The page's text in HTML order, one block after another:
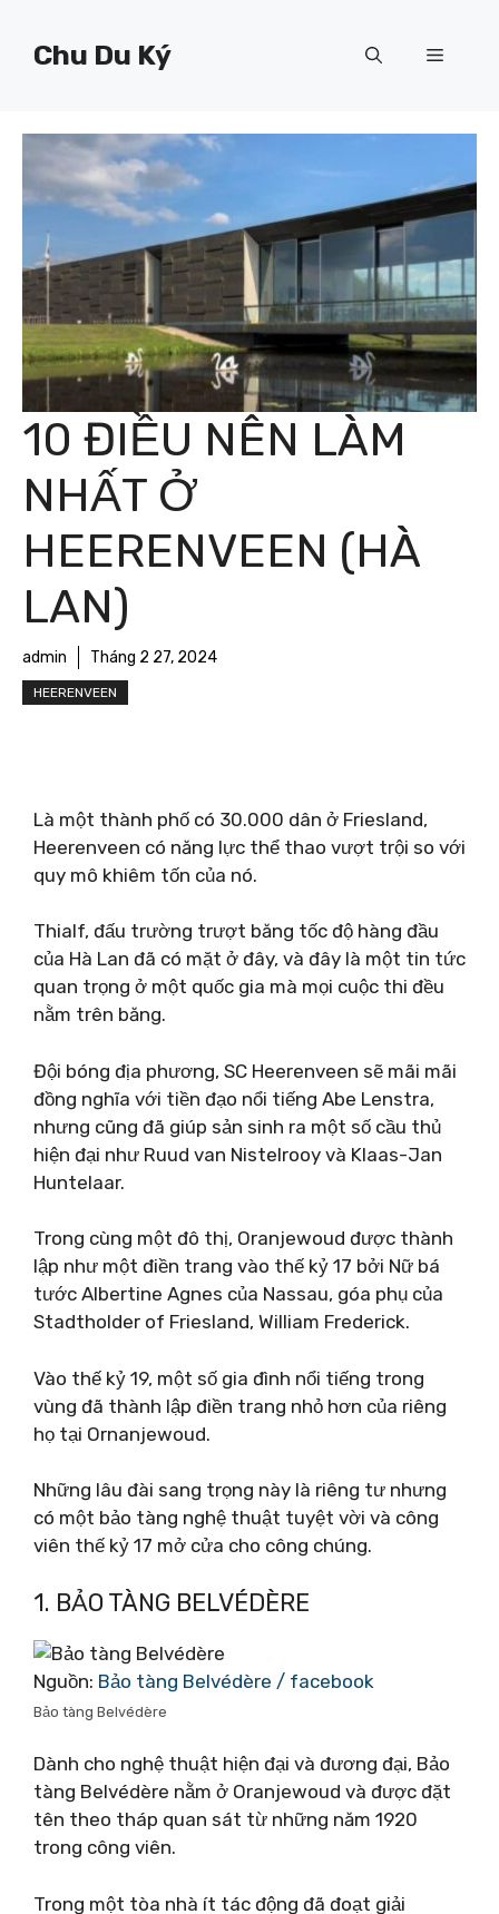
Chu Du Ký Menu
10 ĐIỀU NÊN LÀM
NHẤT Ở
HEERENVEEN (HÀ
LAN)
admin Tháng 2 27, 2024
HEERENVEEN
Là một thành phố có 30.000 dân ở Friesland,
Heerenveen có năng lực thể thao vượt trội so với
quy mô khiêm tốn của nó.
Thialf, đấu trường trượt băng tốc độ hàng đầu
của Hà Lan đã có mặt ở đây, và đây là một tin tức
quan trọng ở một quốc gia mà mọi cuộc thi đều
nằm trên băng.
Đội bóng địa phương, SC Heerenveen sẽ mãi mãi
đồng nghĩa với tiền đạo nổi tiếng Abe Lenstra,
nhưng cũng đã giúp sản sinh ra một số cầu thủ
hiện đại như Ruud van Nistelrooy và Klaas-Jan
Huntelaar.
Trong cùng một đô thị, Oranjewoud được thành
lập như một điền trang vào thế kỷ 17 bởi Nữ bá
tước Albertine Agnes của Nassau, góa phụ của
Stadtholder of Friesland, William Frederick.
Vào thế kỷ 19, một số gia đình nổi tiếng trong
vùng đã thành lập điền trang nhỏ hơn của riêng
họ tại Ornanjewoud.
Những lâu đài sang trọng này là riêng tư nhưng
có một bảo tàng nghệ thuật tuyệt vời và công
viên thế kỷ 17 mở cửa cho công chúng.
1. BẢO TÀNG BELVÉDÈRE
Nguồn: Bảo tàng Belvédère / facebook
Bảo tàng Belvédère
Dành cho nghệ thuật hiện đại và đương đại, Bảo
tàng Belvédère nằm ở Oranjewoud và được đặt
tên theo tháp quan sát từ những năm 1920
trong công viên.
Trong một tòa nhà ít tác động đã đoạt giải